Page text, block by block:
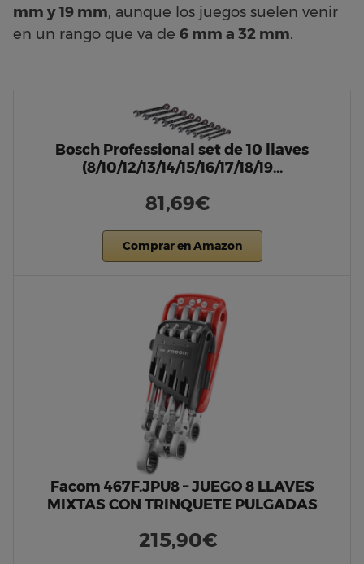
mm y 19 mm, aunque los juegos suelen venir
en un rango que va de 6 mm a 32 mm.
Bosch Professional set de 10 llaves
(8/10/12/13/14/15/16/17/18/19…
81,69€
Comprar en Amazon
Facom 467F.JPU8 – JUEGO 8 LLAVES
MIXTAS CON TRINQUETE PULGADAS
215,90€